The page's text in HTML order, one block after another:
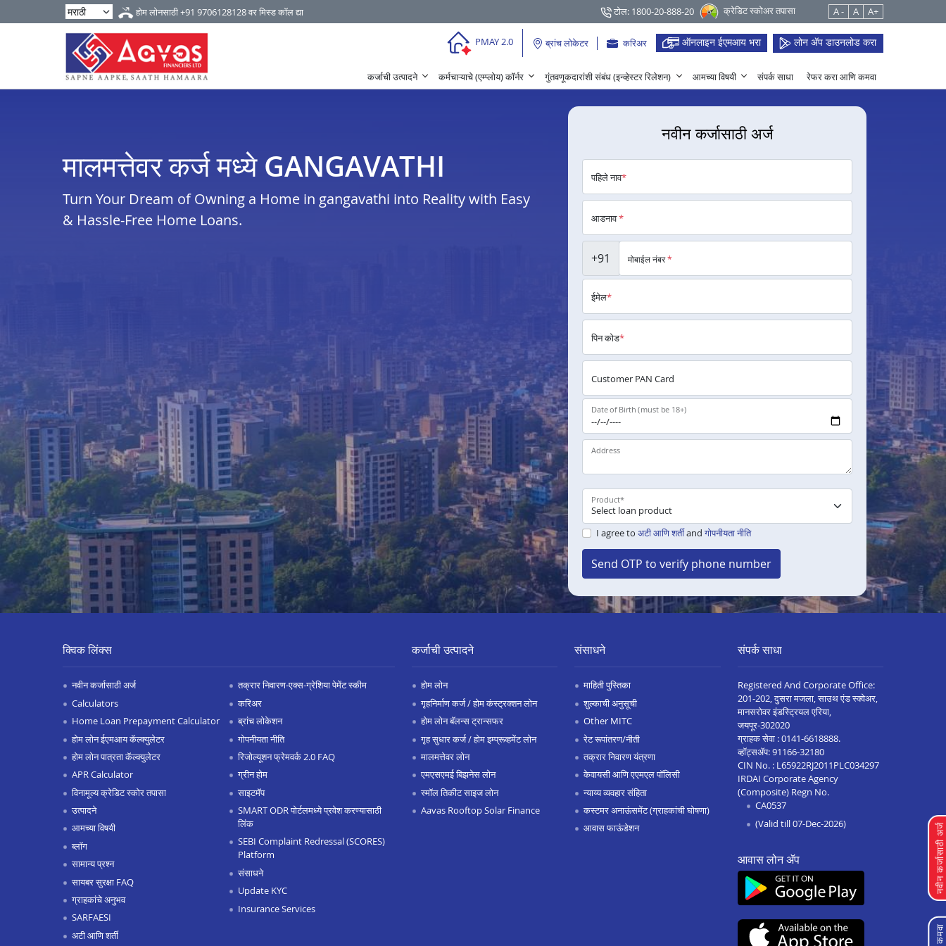
होम लोनसाठी+91 9706128128वर मिस्ड कॉल द्या टोल: 1800-20-888-20 क्रेडिट स्कोअर तपासा A - A A+
PMAY 2.0 ब्रांच लोकेटर करिअर ऑनलाइन ईएमआय भरा लोन ॲप डाउनलोड करा
कर्जाची उत्पादने कर्मचाऱ्याचे (एम्प्लोय) कॉर्नर गुंतवणूकदारांशी संबंध (इन्व्हेस्टर रिलेशन) आमच्या विषयी संपर्क साधा रेफर करा आणि कमवा
मालमत्तेवर कर्ज मध्ये GANGAVATHI
Turn Your Dream of Owning a Home in gangavathi into Reality with Easy
& Hassle-Free Home Loans.
नवीन कर्जासाठी अर्ज
पहिले नाव*
आडनाव*
+91 मोबाईल नंबर*
ईमेल*
पिन कोड*
Customer PAN Card
Date of Birth (must be 18+)
Address
Product*
I agree to अटी आणि शर्तीand गोपनीयता नीति
Send OTP to verify phone number
नवीन कर्जासाठी अर्ज
क्विक लिंक्स
नवीन कर्जासाठी अर्ज
Calculators
Home Loan Prepayment Calculator
होम लोन ईएमआय कॅल्क्युलेटर
होम लोन पात्रता कॅल्क्युलेटर
APR Calculator
विनामूल्य क्रेडिट स्कोर तपासा
उत्पादने
आमच्या विषयी
ब्लॉग
सामान्य प्रश्न
सायबर सुरक्षा FAQ
ग्राहकांचे अनुभव
SARFAESI
अटी आणि शर्ती
तक्रार निवारण-एक्स-ग्रेशिया पेमेंट स्कीम
करिअर
ब्रांच लोकेशन
गोपनीयता नीति
रिजोल्यूशन फ्रेमवर्क 2.0 FAQ
ग्रीन होम
साइटमॅप
SMART ODR पोर्टलमध्ये प्रवेश करण्यासाठी
लिंक
SEBI Complaint Redressal (SCORES)
Platform
संसाधने
Update KYC
Insurance Services
कर्जाची उत्पादने
होम लोन
गृहनिर्माण कर्ज / होम कंस्ट्रक्शन लोन
होम लोन बॅलन्स ट्रान्सफर
गृह सुधार कर्ज / होम इम्प्रूव्हमेंट लोन
मालमत्तेवर लोन
एमएसएमई बिझनेस लोन
स्मॉल तिकीट साइज लोन
Aavas Rooftop Solar Finance
संसाधने
माहिती पुस्तिका
शुल्काची अनुसूची
Other MITC
रेट रूपांतरण/नीती
तक्रार निवारण यंत्रणा
केवायसी आणि एएमएल पॉलिसी
न्याय्य व्यवहार संहिता
कस्टमर अनाऊंसमेंट (ग्राहकांची घोषणा)
आवास फाऊंडेशन
संपर्क साधा
Registered And Corporate Office:
201-202, दुसरा मजला, साउथ एंड स्क्वेअर,
मानसरोवर इंडस्ट्रियल एरिया,
जयपूर-302020
ग्राहक सेवा :0141-6618888.
व्हॉट्सॲप:91166-32180
CIN No. : L65922RJ2011PLC034297
IRDAI Corporate Agency
(Composite) Regn No.
CA0537
(Valid till 07-Dec-2026)
आवास लोन ॲप